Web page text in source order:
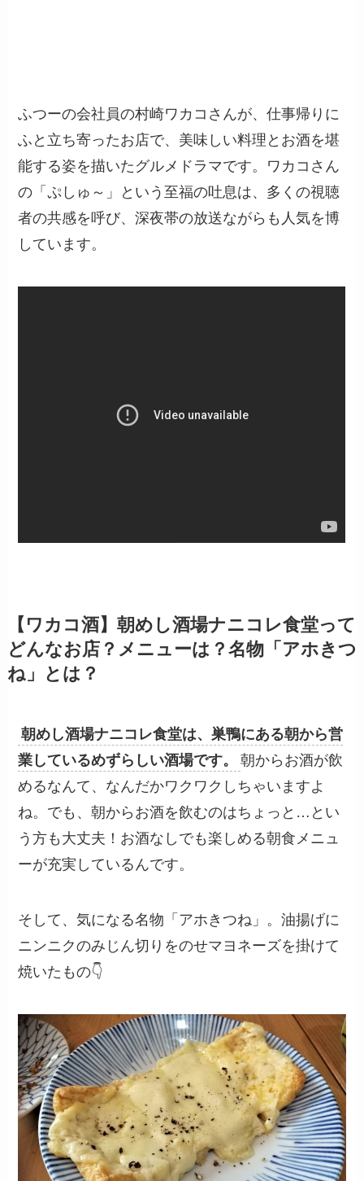
ふつーの会社員の村崎ワカコさんが、仕事帰りに
ふと立ち寄ったお店で、美味しい料理とお酒を堪
能する姿を描いたグルメドラマです。ワカコさん
の「ぷしゅ～」という至福の吐息は、多くの視聴
者の共感を呼び、深夜帯の放送ながらも人気を博
しています。
【ワカコ酒】朝めし酒場ナニコレ食堂って
どんなお店？メニューは？名物「アホきつ
ね」とは？
朝めし酒場ナニコレ食堂は、巣鴨にある朝から営
業しているめずらしい酒場です。
朝からお酒が飲
めるなんて、なんだかワクワクしちゃいますよ
ね。でも、朝からお酒を飲むのはちょっと…とい
う方も大丈夫！お酒なしでも楽しめる朝食メニュ
ーが充実しているんです。
そして、気になる名物「アホきつね」。油揚げに
ニンニクのみじん切りをのせマヨネーズを掛けて
焼いたもの👇